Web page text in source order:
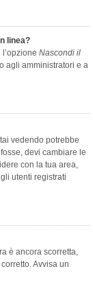
linea?
Nascondi il
agli amministratori e a
vedendo potrebbe
devi cambiare le
con la tua area,
utenti registrati
è ancora scorretta,
Avvisa un